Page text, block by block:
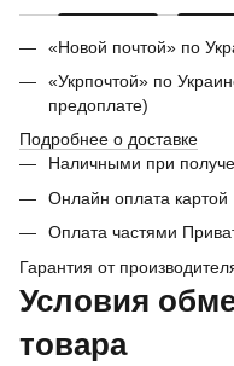
«Новой почтой» по
«Укрпочтой» по
предоплате)
Подробнее о доставке
Наличными при
Онлайн оплата картой
Оплата частями
Гарантия от
Условия
товара